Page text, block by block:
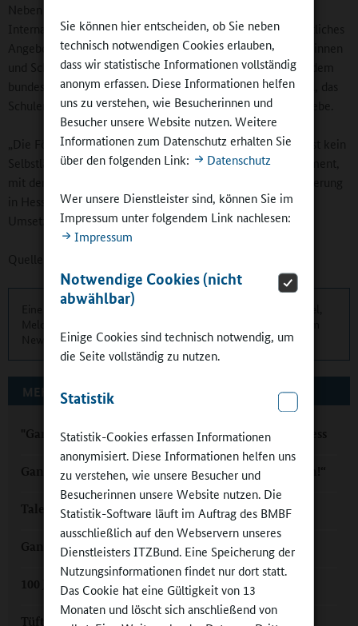
Sie können hier entscheiden, ob Sie neben
technisch notwendigen Cookies erlauben,
dass wir statistische Informationen vollständig
anonym erfassen. Diese Informationen helfen
uns zu verstehen, wie Besucherinnen und
Besucher unsere Website nutzen. Weitere
Informationen zum Datenschutz erhalten Sie
über den folgenden Link:
Datenschutz
Wer unsere Dienstleister sind, können Sie im
Impressum unter folgendem Link nachlesen:
Impressum
Notwendige Cookies (nicht
abwählbar)
Einige Cookies sind technisch notwendig, um
die Seite vollständig zu nutzen.
Statistik
Statistik-Cookies erfassen Informationen
anonymisiert. Diese Informationen helfen uns
zu verstehen, wie unsere Besucher und
Besucherinnen unsere Website nutzen. Die
Statistik-Software läuft im Auftrag des BMBF
ausschließlich auf den Webservern unseres
Dienstleisters ITZBund. Eine Speicherung der
Nutzungsinformationen findet nur dort statt.
Das Cookie hat eine Gültigkeit von 13
Monaten und löscht sich anschließend von
Neben dem Gütesiegel bestehe zudem etwa mit der
Internatsschule Schloss Hansenberg ein renommiertes staatliches
Angebot für besonders begabte und leistungsfähige Schülerinnen
und Schüler. Seit zwei Jahren nehme Hessen außerdem an dem
bundesweiten Projekt „Leistung macht Schule (LemaS)“ teil, das
Schulen wichtige Impulse für die Unterrichtsentwicklung gebe.
„Die Förderung leistungsstarker Schülerinnen und Schüler ist kein
Selbstläufer. Ich danke den Schulen deshalb für ihr Engagement,
mit dem sie einen wichtigen Beitrag zur Hochbegabtenförderung
in Hessen leisten, und wünsche ihnen viel Erfolg bei der
Umsetzung“, hielt der Minister abschließend fest.
Quelle:
Eine übersichtliche Kurzinformation über die aktuellen Artikel,
Newsletter.Hier können Sie sich anmelden.
MEHR ZUM THEMA AUF GANZTAGSSCHULEN.ORG
"Ganz! Schön! Anders?" – Hessischer Ganztagskongress
Ganztagskongress Hessen: „Und sie bewegt sich doch!“
Talentscouts in NRW: „Hörsäle mit Talenten füllen“
Ganztag in Graz: „Wir sind SmARt.i“
100 Jahre Grundschule: „Eine Revolution“
Tüfteln, rechnen, programmieren im Ganztag